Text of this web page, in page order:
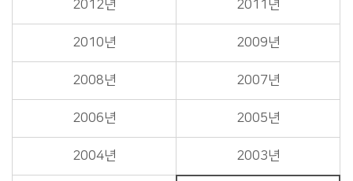
2012년 2011년
2010년 2009년
2008년 2007년
2006년 2005년
2004년 2003년